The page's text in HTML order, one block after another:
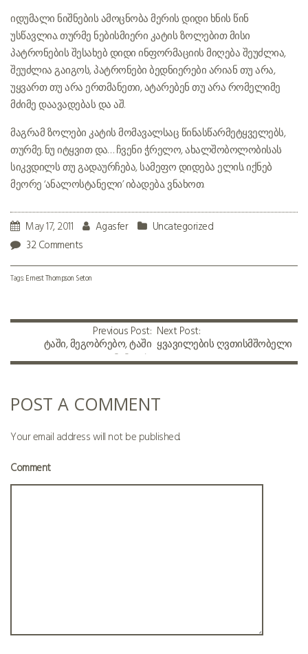
იდუმალი ნიშნების ამოცნობა მერის დიდი ხნის წინ
უსწავლია. თურმე ნებისმიერი კატის ზოლებით მისი
პატრონების შესახებ დიდი ინფორმაციის მიღება შეუძლია,
შეუძლია გაიგოს, პატრონები ბედნიერები არიან თუ არა,
უყვართ თუ არა ერთმანეთი, ატარებენ თუ არა რომელიმე
მძიმე დაავადებას და ა.შ.
მაგრამ ზოლები კატის მომავალსაც წინასწარმეტყველებს,
თურმე. ნუ იტყვით და… ჩვენი ჭრელო, ახალშობოლობისას
სიკვდილს თუ გადაურჩება, სამეფო დიდება ელის. იქნებ
მეორე ‘ანალოსტანელი’ იბადება. ვნახოთ.
May 17, 2011 Agasfer
Uncategorized
32 Comments
Tags: Ernest Thompson Seton
Previous Post:
ტაში, მეგობრებო, ტაში
ნანუკას!
Next Post:
ყვავილების ღვთისმშობელი
(18+)
POST A COMMENT
Your email address will not be published.
Comment